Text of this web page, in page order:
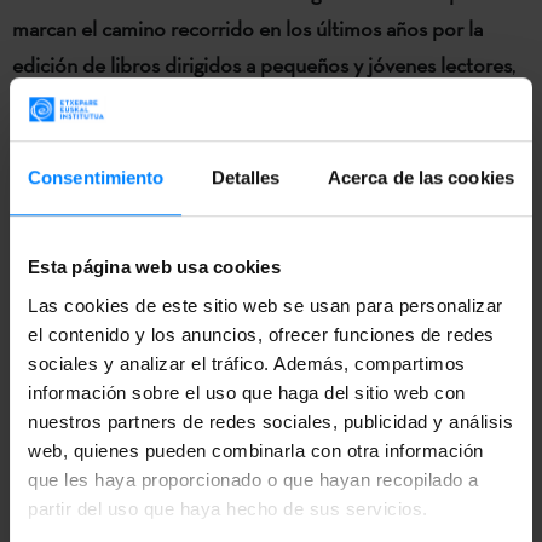
Consentimiento Detalles Acerca de las cookies
Esta página web usa cookies
Las cookies de este sitio web se usan para personalizar
el contenido y los anuncios, ofrecer funciones de redes
sociales y analizar el tráfico. Además, compartimos
información sobre el uso que haga del sitio web con
nuestros partners de redes sociales, publicidad y análisis
web, quienes pueden combinarla con otra información
que les haya proporcionado o que hayan recopilado a
partir del uso que haya hecho de sus servicios.
marcan el camino recorrido en los últimos años por la
edición de libros dirigidos a pequeños y jóvenes lectores,
rutas abiertas por una generación de escritores e
ilustradores que alimentan un universo en expansión
constante, caracterizado por la calidad y la variedad de su
materia textual y plástica.
Gracias al acuerdo firmado entre el
Etxeparey Galtzagorri Elkartea, la ilustradora vascaMaite
Gurrutxagaha participado en el18. Salón del Libro Infantil
y juvenil de Río de Janeiro(18º Salao FNLIJ do libro para
Crianças e Jovens). La ilustradora forma parte de la
colección‘Carteles’ creada por OEPLI(Organización
Española para el Libro Infantil y Juvenil), donde participa
junto a otros artistas.